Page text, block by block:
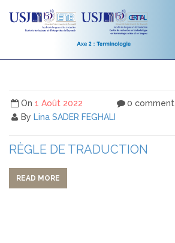
On 1 Août 2022
By Lina SADER FEGHALI
0 comment
RÈGLE DE TRADUCTION
READ MORE